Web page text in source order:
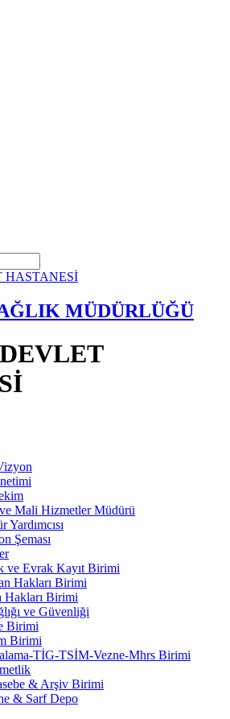
MÜDÜRLÜĞÜ
Mali Hizmetler Müdürü
Yardımcısı
Şeması
ve Evrak Kayıt Birimi
Hakları Birimi
Hakları Birimi
ve Güvenliği
Birimi
Birimi
TİG-TSİM-Vezne-Mhrs Birimi
& Arşiv Birimi
& Sarf Depo